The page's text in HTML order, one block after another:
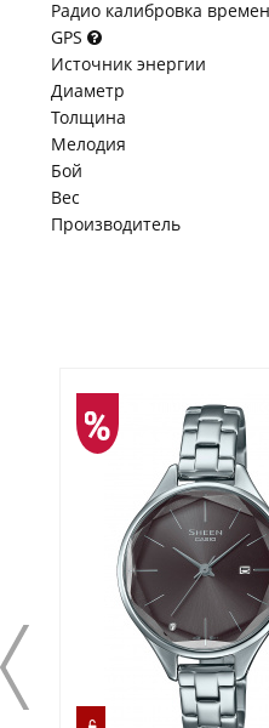
Радио калибровка
GPS
Источник энергии
Диаметр
Толщина
Мелодия
Бой
Вес
Производитель